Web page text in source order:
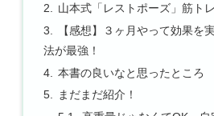
山本式「レストポーズ」筋ト
【感想】３ヶ月やって効果を
法が最強！
本書の良いなと思ったところ
まだまだ紹介！